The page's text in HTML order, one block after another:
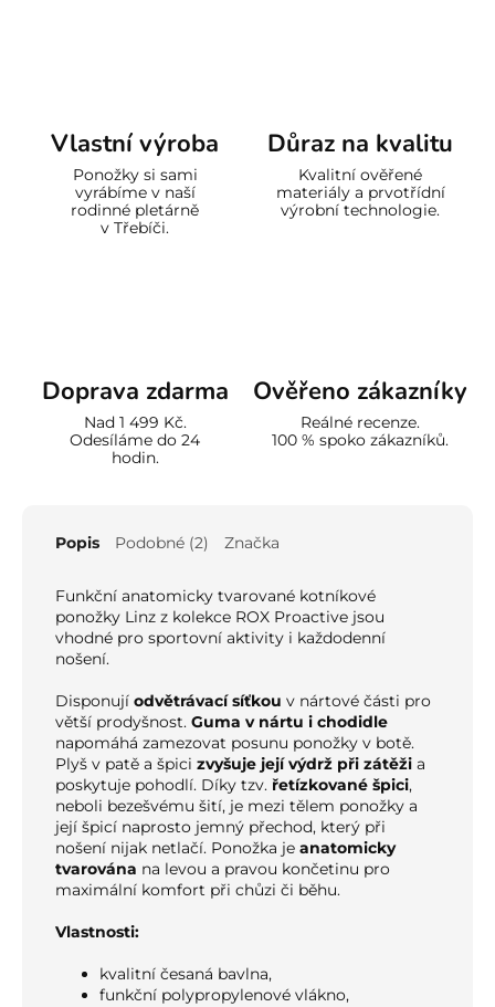
Vlastní výroba
Ponožky si sami
vyrábíme v naší
rodinné pletárně
v Třebíči.
Důraz na kvalitu
Kvalitní ověřené
materiály a prvotřídní
výrobní technologie.
Doprava zdarma
Nad 1 499 Kč.
Odesíláme do 24
hodin.
Ověřeno zákazníky
Reálné recenze.
100 % spoko zákazníků.
Popis Podobné (2) Značka
Funkční anatomicky tvarované kotníkové
ponožky Linz z kolekce ROX Proactive jsou
vhodné pro sportovní aktivity i každodenní
nošení.
Disponují odvětrávací síťkou v nártové části pro
větší prodyšnost. Guma v nártu i chodidle
napomáhá zamezovat posunu ponožky v botě.
Plyš v patě a špici zvyšuje její výdrž při zátěži a
poskytuje pohodlí. Díky tzv. řetízkované špici,
neboli bezešvému šití, je mezi tělem ponožky a
její špicí naprosto jemný přechod, který při
nošení nijak netlačí. Ponožka je anatomicky
tvarována na levou a pravou končetinu pro
maximální komfort při chůzi či běhu.
Vlastnosti:
kvalitní česaná bavlna,
funkční polypropylenové vlákno,